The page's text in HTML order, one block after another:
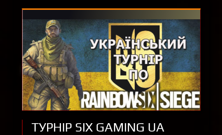
ТУРНІР SIX GAMING UA